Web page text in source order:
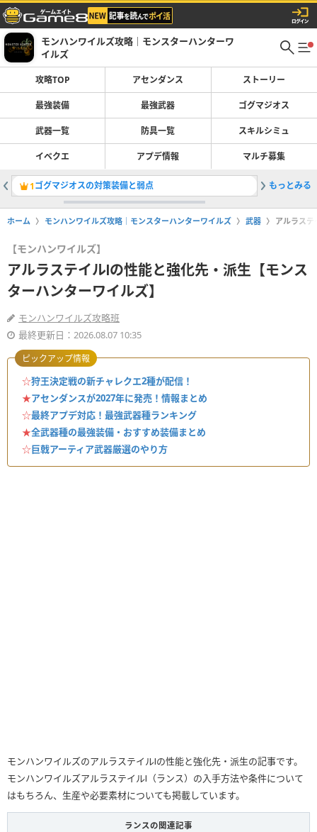
モンハンワイルズ攻略｜モンスターハンターワ
イルズ
攻略TOP アセンダンス ストーリー
最強装備 最強武器 ゴグマジオス
武器一覧 防具一覧 スキルシミュ
イベクエ アプデ情報 マルチ募集
1ゴグマジオスの対策装備と弱点 2サイド
もっとみる
ホーム モンハンワイルズ攻略｜モンスターハンターワイルズ 武器 アルラステ
【モンハンワイルズ】
アルラステイルⅠの性能と強化先・派生【モンス
ターハンターワイルズ】
モンハンワイルズ攻略班
最終更新日：2026.08.07 10:35
☆狩王決定戦の新チャレクエ2種が配信！
★アセンダンスが2027年に発売！情報まとめ
☆最終アプデ対応！最強武器種ランキング
★全武器種の最強装備・おすすめ装備まとめ
☆巨戟アーティア武器厳選のやり方
ピックアップ情報
モンハンワイルズのアルラステイルⅠの性能と強化先・派生の記事です。
モンハンワイルズアルラステイルⅠ（ランス）の入手方法や条件について
はもちろん、生産や必要素材についても掲載しています。
ランスの関連記事